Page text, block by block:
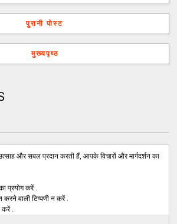
पुरानी पोस्ट
मुख्यपृष्ठ
और सबल प्रदान करती हैं, आपके विचारों और मार्गदर्शन का
प्रयोग करें .
वाली टिप्पणी न करें .
करें .